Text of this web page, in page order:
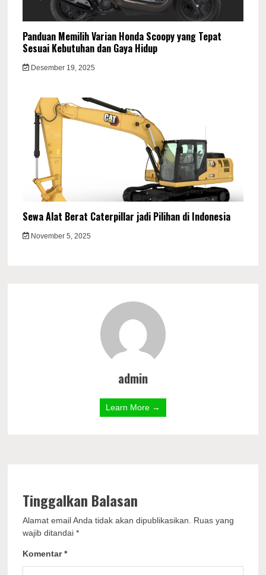
Panduan Memilih Varian Honda Scoopy yang Tepat
Sesuai Kebutuhan dan Gaya Hidup
Desember 19, 2025
Sewa Alat Berat Caterpillar jadi Pilihan di Indonesia
November 5, 2025
admin
Learn More →
Tinggalkan Balasan
Alamat email Anda tidak akan dipublikasikan.
Ruas yang
wajib ditandai*
Komentar*